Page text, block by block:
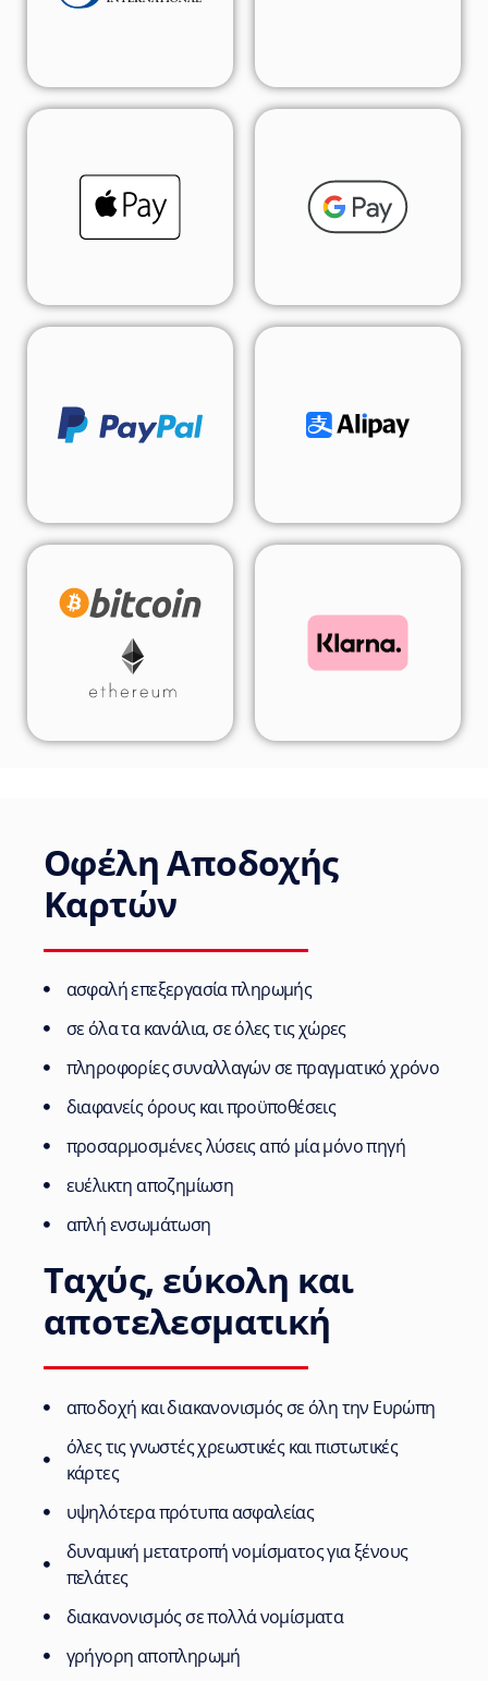
Οφέλη Αποδοχής
Καρτών
ασφαλή επεξεργασία πληρωμής
σε όλα τα κανάλια, σε όλες τις χώρες
πληροφορίες συναλλαγών σε πραγματικό χρόνο
διαφανείς όρους και προϋποθέσεις
προσαρμοσμένες λύσεις από μία μόνο πηγή
ευέλικτη αποζημίωση
απλή ενσωμάτωση
Ταχύς, εύκολη και
αποτελεσματική
αποδοχή και διακανονισμός σε όλη την Ευρώπη
όλες τις γνωστές χρεωστικές και πιστωτικές
κάρτες
υψηλότερα πρότυπα ασφαλείας
δυναμική μετατροπή νομίσματος για ξένους
πελάτες
διακανονισμός σε πολλά νομίσματα
γρήγορη αποπληρωμή